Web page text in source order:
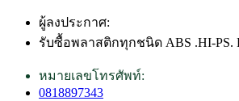
ผู้ลงประกาศ:
รับซื้อพลาสติกทุกชนิด ABS .HI-PS.
หมายเลขโทรศัพท์:
0818897343